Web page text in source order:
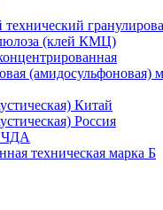
(клей КМЦ)
(амидосульфоновая)
Китай
Россия
ЧДА
техническая марка Б